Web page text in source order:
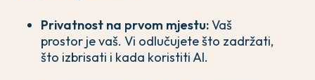
Privatnost na prvom mjestu:Vaš
prostor je vaš. Vi odlučujete što zadržati,
što izbrisati i kada koristiti AI.